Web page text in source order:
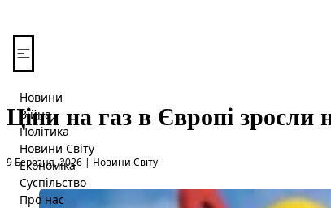
Новини
Війна
Політика
Новини Світу
Економіка
Суспільство
Про нас
Ціни на газ в Європі зросли
9 Березня, 2026 |
Опубліковано вНовини Світу